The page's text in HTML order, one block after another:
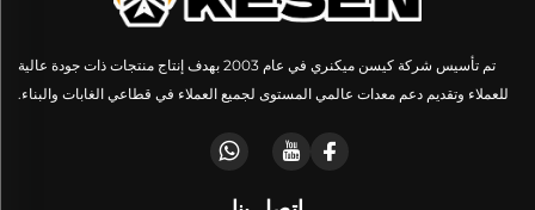
تم تأسيس شركة كيسن ميكنري في عام 2003 بهدف إنتاج منتجات ذات جودة عالية
للعملاء وتقديم دعم معدات عالمي المستوى لجميع العملاء في قطاعي الغابات والبناء.